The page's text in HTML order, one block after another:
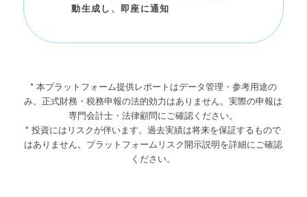
動生成し、即座に通知
* 本プラットフォーム提供レポートはデータ管理・参考用途の
み。正式財務・税務申報の法的効力はありません。実際の申報は
専門会計士・法律顧問にご確認ください。
* 投資にはリスクが伴います。過去実績は将来を保証するもので
はありません。プラットフォームリスク開示説明を詳細にご確認
ください。